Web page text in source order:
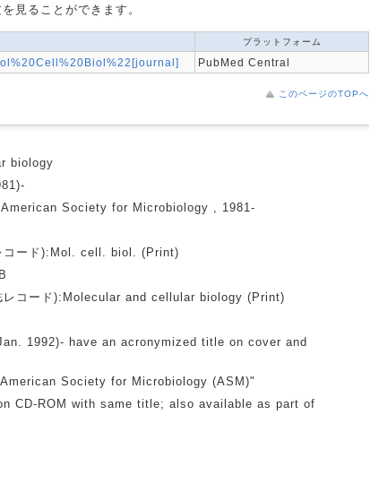
見ることができます。
プラットフォーム
PubMed Central
このページのTOPへ
biology
Society for Microbiology , 1981-
コード):Mol. cell. biol. (Print)
レコード):Molecular and cellular biology (Print)
1992)- have an acronymized title on cover and
Society for Microbiology (ASM)"
CD-ROM with same title; also available as part of